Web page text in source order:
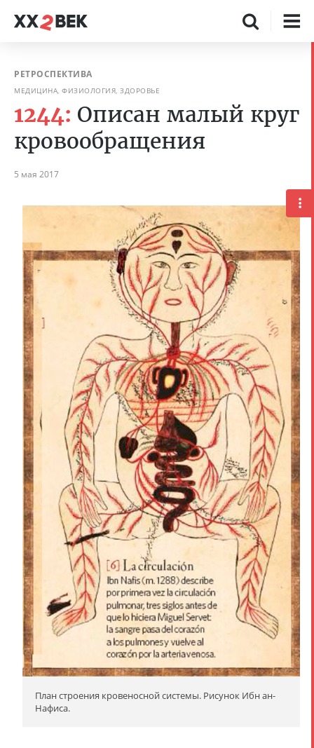
РЕТРОСПЕКТИВА
МЕДИЦИНА, ФИЗИОЛОГИЯ, ЗДОРОВЬЕ
1244: Описан малый круг
кровообращения
5 мая 2017
План строения кровеносной системы. Рисунок Ибн ан-
Нафиса.